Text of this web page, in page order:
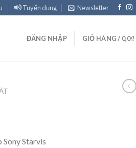
Tuyển dụng Newsletter
ĐĂNG NHẬP GIỎ HÀNG / 0,0₫
Starvis